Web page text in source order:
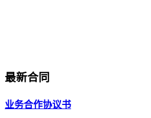
最新合同
业务合作协议书